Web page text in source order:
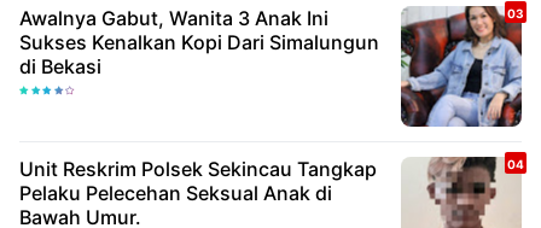
Awalnya Gabut, Wanita 3 Anak Ini
Sukses Kenalkan Kopi Dari Simalungun
di Bekasi
Unit Reskrim Polsek Sekincau Tangkap
Pelaku Pelecehan Seksual Anak di
Bawah Umur.